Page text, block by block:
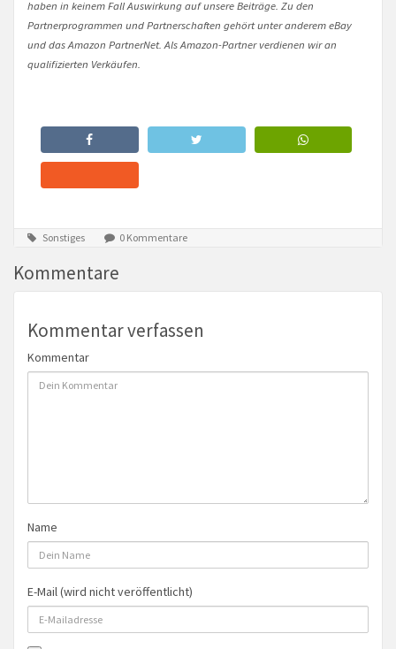
haben in keinem Fall Auswirkung auf unsere Beiträge. Zu den
Partnerprogrammen und Partnerschaften gehört unter anderem eBay
und das Amazon PartnerNet. Als Amazon-Partner verdienen wir an
qualifizierten Verkäufen.
Sonstiges 0 Kommentare
Kommentare
Kommentar verfassen
Kommentar
Name
E-Mail (wird nicht veröffentlicht)